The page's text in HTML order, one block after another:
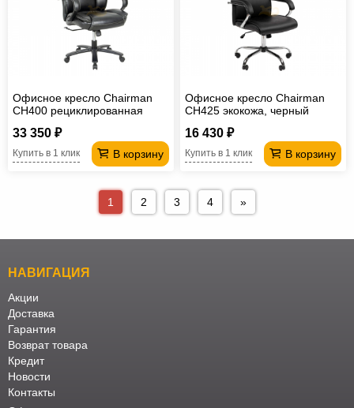
Офисное кресло Chairman
CH400 рециклированная
33 350 ₽
В корзину
Купить в 1 клик
Офисное кресло Chairman
CH425 экокожа, черный
16 430 ₽
В корзину
Купить в 1 клик
1 2 3 4 »
НАВИГАЦИЯ
Акции
Доставка
Гарантия
Возврат товара
Кредит
Новости
Контакты